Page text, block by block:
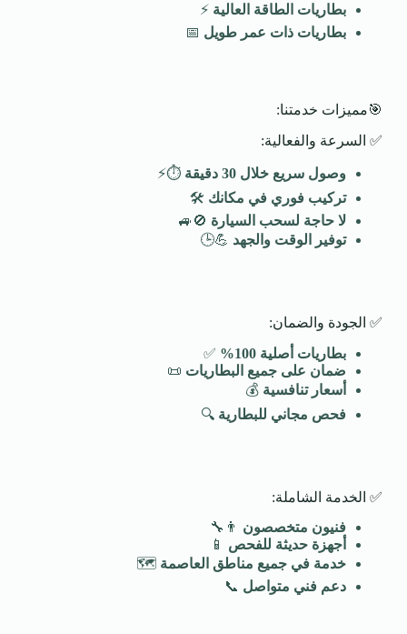
بطاريات الطاقة العالية ⚡
بطاريات ذات عمر طويل 📅
🎯مميزات خدمتنا:
✅ السرعة والفعالية:
وصول سريع خلال 30 دقيقة
⏱️⚡
تركيب فوري في مكانك 🛠️
لا حاجة لسحب السيارة 🚫🚙
توفير الوقت والجهد 💪🕒
✅ الجودة والضمان:
بطاريات أصلية 100
%
✅
ضمان على جميع البطاريات 📜
أسعار تنافسية 💰
فحص مجاني للبطارية 🔍
✅ الخدمة الشاملة:
فنيون متخصصون 👨‍🔧
أجهزة حديثة للفحص 📱
خدمة في جميع مناطق العاصمة 🗺️
دعم فني متواصل 📞